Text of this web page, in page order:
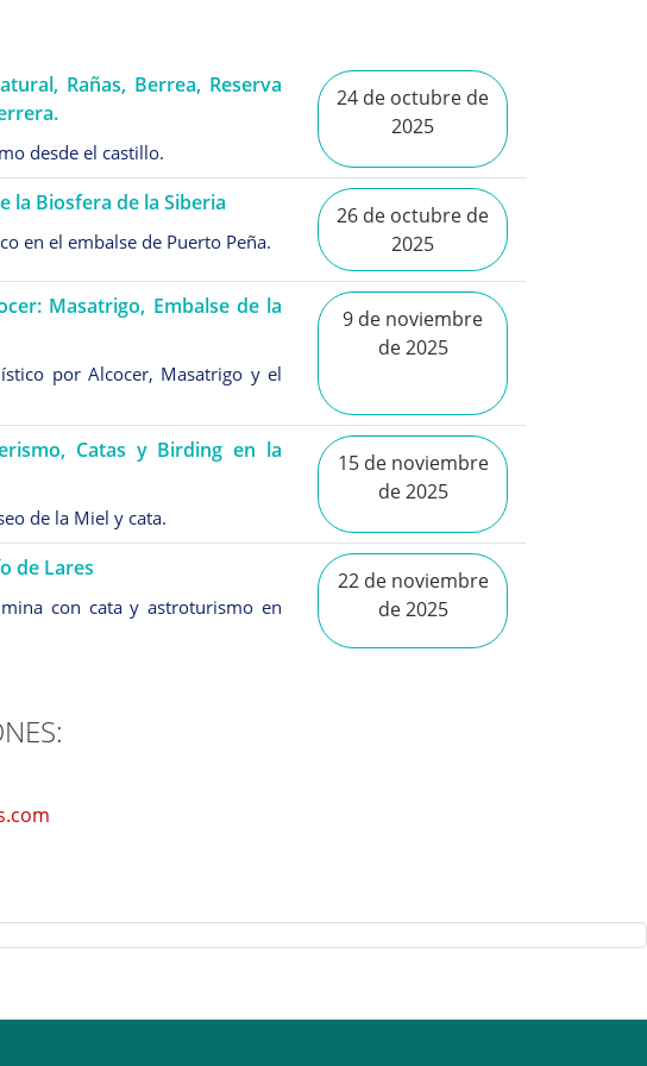
Rañas, Berrea, Reserva
desde el castillo.
24 de octubre de
2025
la Biosfera de la Siberia
en el embalse de Puerto Peña.
26 de octubre de
2025
Masatrigo, Embalse de la
por Alcocer, Masatrigo y el
9 de noviembre
de 2025
Catas y Birding en la
de la Miel y cata.
15 de noviembre
de 2025
de Lares
con cata y astroturismo en
22 de noviembre
de 2025